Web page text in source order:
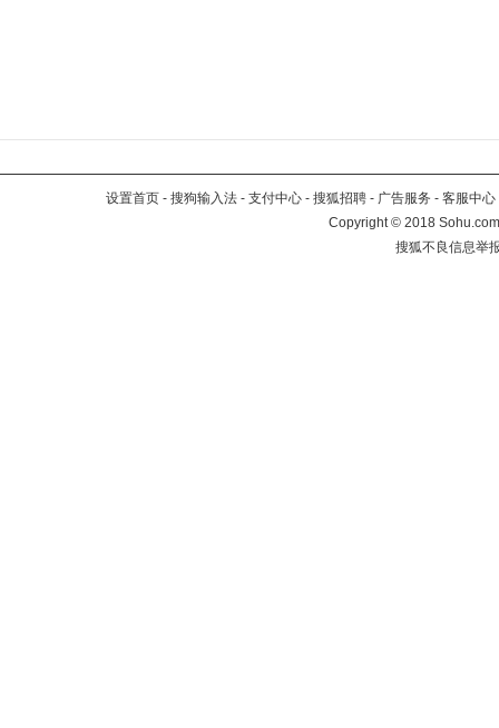
设置首页 - 搜狗输入法 - 支付中心 - 搜狐招聘 - 广告服务 - 客服中心
Copyright©2018
搜狐不良信息举